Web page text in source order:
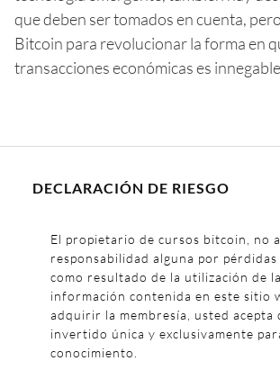
que deben ser tomados en cuenta,
Bitcoin para revolucionar la forma en
transacciones económicas es
DECLARACIÓN DE RIESGO
El propietario de cursos bitcoin, no
responsabilidad alguna por pérdidas
como resultado de la utilización de la
información contenida en este sitio
adquirir la membresía, usted acepta
invertido única y exclusivamente
conocimiento.